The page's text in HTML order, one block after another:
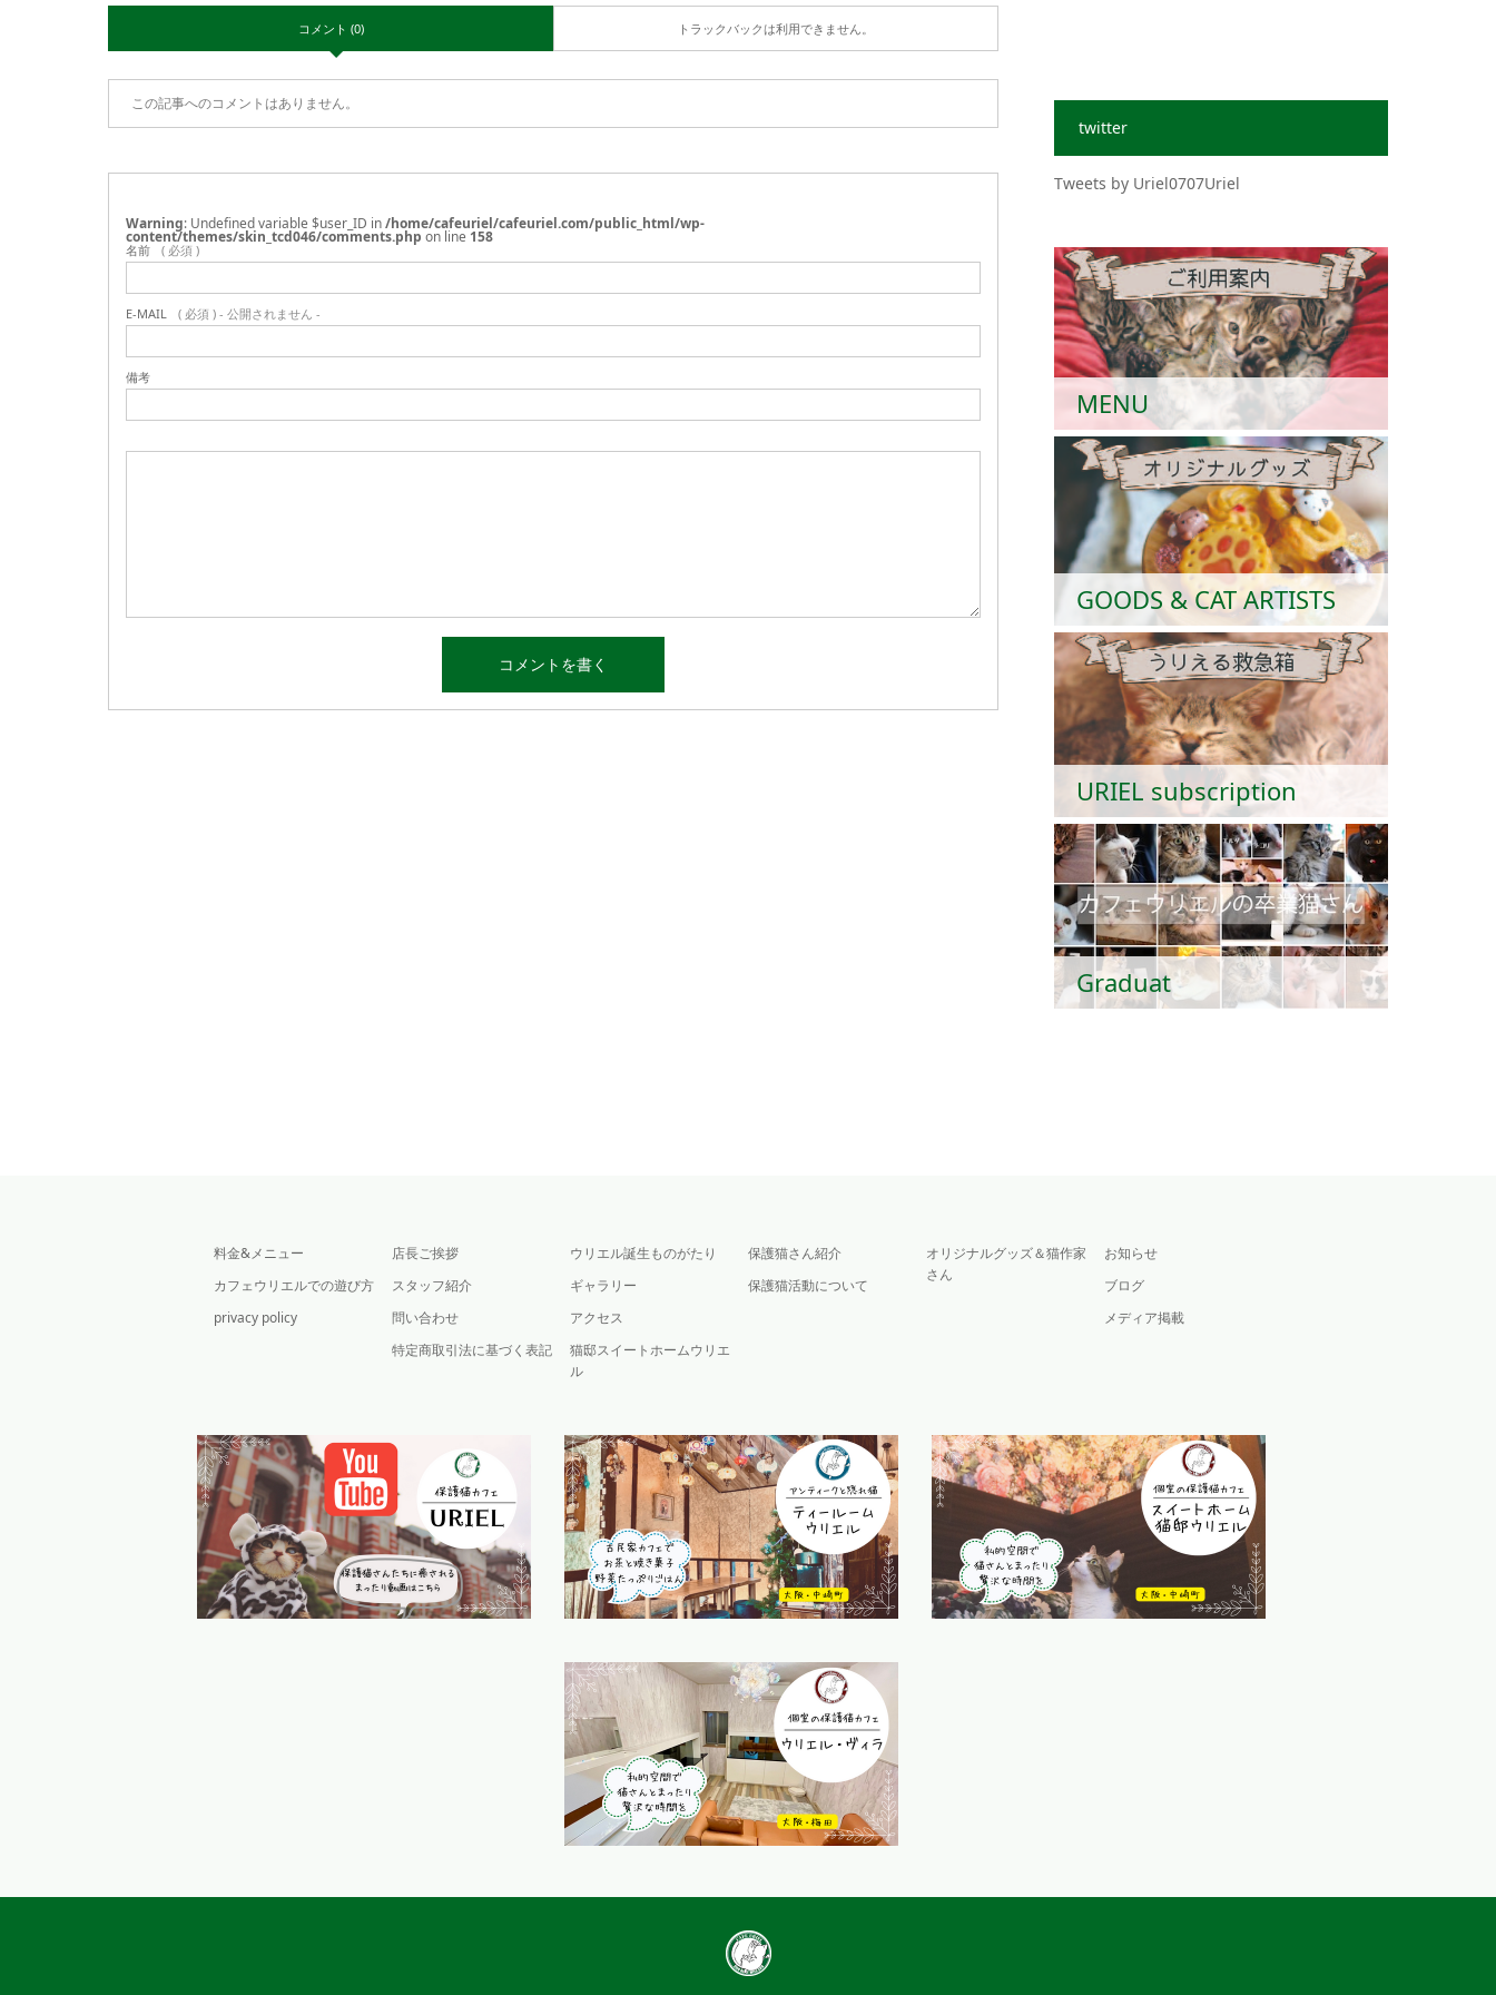
コメント (0) トラックバックは利用できません。
この記事へのコメントはありません。
Warning : Undefined variable $user_ID in/home/cafeuriel/cafeuriel.com/public_html/wp-
content/themes/skin_tcd046/comments.php on line 158
名前 ( 必須 )
E-MAIL ( 必須 ) - 公開されません -
備考
twitter
Tweets by Uriel0707Uriel
MENU
GOODS & CAT ARTISTS
URIEL subscription
Graduat
料金&メニュー
カフェウリエルでの遊び方
privacy policy
店長ご挨拶
スタッフ紹介
問い合わせ
特定商取引法に基づく表記
ウリエル誕生ものがたり
ギャラリー
アクセス
猫邸スイートホームウリエ
ル
保護猫さん紹介
保護猫活動について
オリジナルグッズ＆猫作家
さん
お知らせ
ブログ
メディア掲載